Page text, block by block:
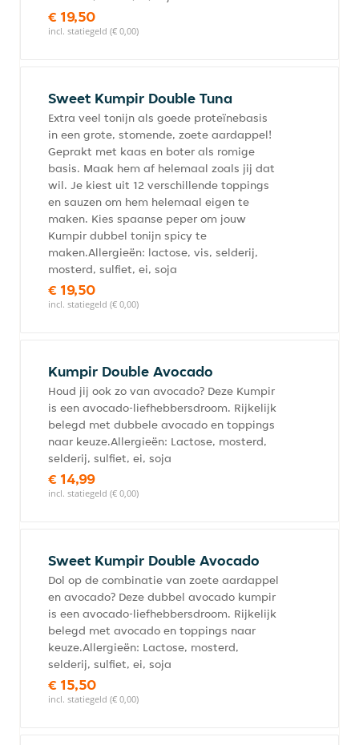
€ 19,50
incl. statiegeld (€ 0,00)
Sweet Kumpir Double Tuna
Extra veel tonijn als goede proteïnebasis
in een grote, stomende, zoete aardappel!
Geprakt met kaas en boter als romige
basis. Maak hem af helemaal zoals jij dat
wil. Je kiest uit 12 verschillende toppings
en sauzen om hem helemaal eigen te
maken. Kies spaanse peper om jouw
Kumpir dubbel tonijn spicy te
maken.Allergieën: lactose, vis, selderij,
mosterd, sulfiet, ei, soja
€ 19,50
incl. statiegeld (€ 0,00)
Kumpir Double Avocado
Houd jij ook zo van avocado? Deze Kumpir
is een avocado-liefhebbersdroom. Rijkelijk
belegd met dubbele avocado en toppings
naar keuze.Allergieën: Lactose, mosterd,
selderij, sulfiet, ei, soja
€ 14,99
incl. statiegeld (€ 0,00)
Sweet Kumpir Double Avocado
Dol op de combinatie van zoete aardappel
en avocado? Deze dubbel avocado kumpir
is een avocado-liefhebbersdroom. Rijkelijk
belegd met avocado en toppings naar
keuze.Allergieën: Lactose, mosterd,
selderij, sulfiet, ei, soja
€ 15,50
incl. statiegeld (€ 0,00)